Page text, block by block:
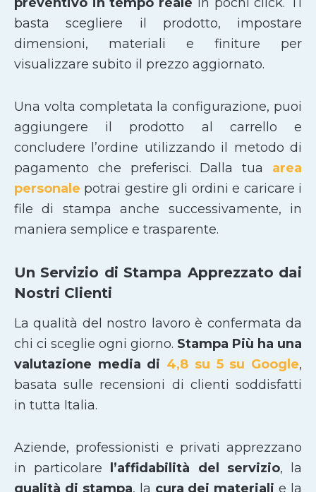
basta scegliere il prodotto, impostare
dimensioni, materiali e finiture per
visualizzare subito il prezzo aggiornato.
Una volta completata la configurazione, puoi
aggiungere il prodotto al carrello e
concludere l’ordine utilizzando il metodo di
pagamento che preferisci. Dalla tua area
personale potrai gestire gli ordini e caricare i
file di stampa anche successivamente, in
maniera semplice e trasparente.
Un Servizio di Stampa Apprezzato dai
Nostri Clienti
La qualità del nostro lavoro è confermata da
chi ci sceglie ogni giorno. Stampa Più ha una
valutazione media di 4,8 su 5 su Google,
basata sulle recensioni di clienti soddisfatti
in tutta Italia.
Aziende, professionisti e privati apprezzano
in particolare l’affidabilità del servizio, la
qualità di stampa, la cura dei materiali e la